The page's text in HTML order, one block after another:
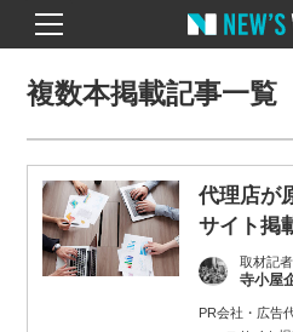
複数本掲載記事一覧
代理店が
サイト掲
取材記者
寺小屋
PR会社・広告